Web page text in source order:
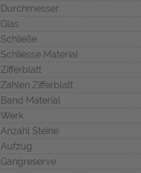
Durchmesser
Glas
Schließe
Schliesse Material
Zifferblatt
Zahlen Zifferblatt
Band Material
Werk
Anzahl Steine
Aufzug
Gangreserve